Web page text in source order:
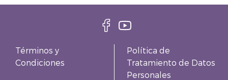
Términos y
Condiciones
Política de
Tratamiento de Datos
Personales